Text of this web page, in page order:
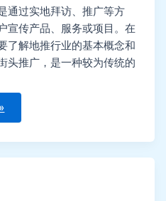
通过实地拜访、推广等方
宣传产品、服务或项目。在
了解地推行业的基本概念和
头推广，是一种较为传统的